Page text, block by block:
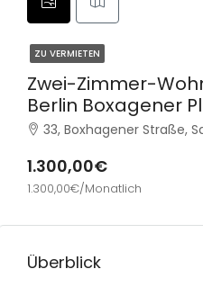
ZU VERMIETEN
Zwei-Zimmer-
Berlin Boxagener
33, Boxhagener Straße, Samariterviertel,
1.300,00€
1.300,00€/Monatlich
Überblick